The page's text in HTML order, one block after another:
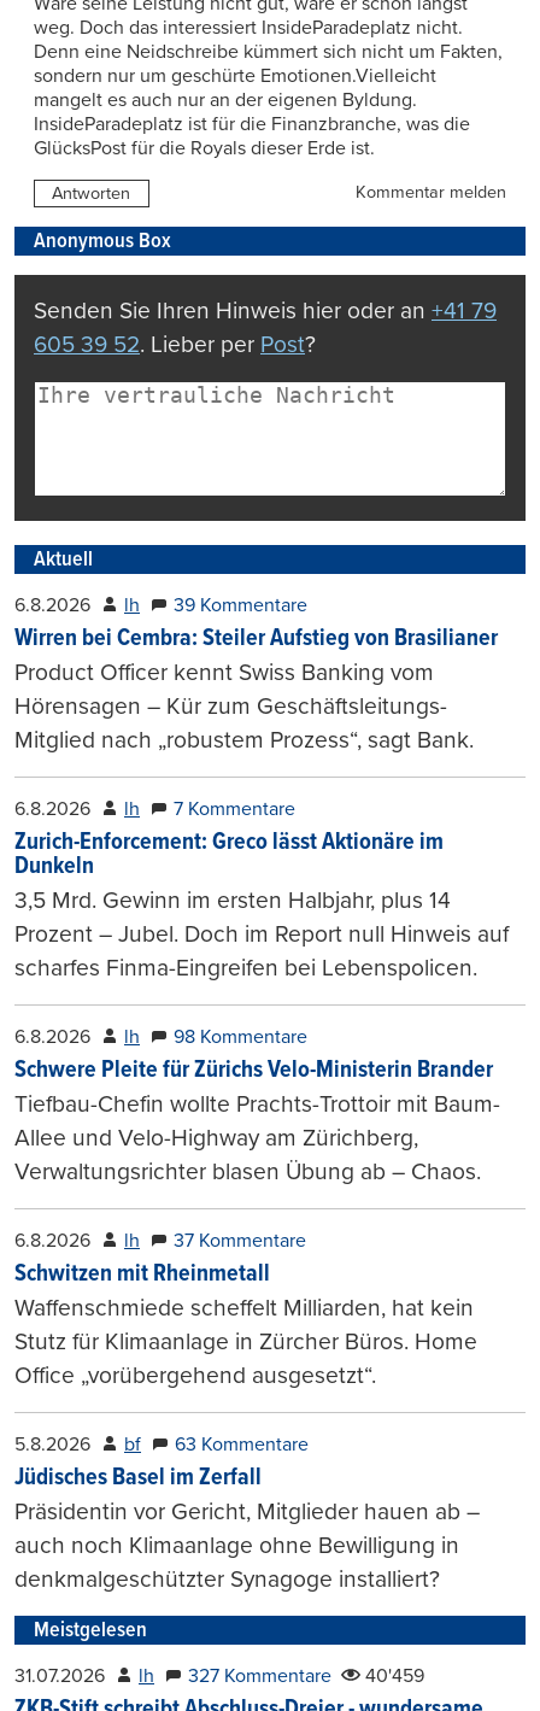
weg. Doch das interessiert InsideParadeplatz nicht.
Denn eine Neidschreibe kümmert sich nicht um Fakten,
sondern nur um geschürte Emotionen.Vielleicht
mangelt es auch nur an der eigenen Byldung.
InsideParadeplatz ist für die Finanzbranche, was die
GlücksPost für die Royals dieser Erde ist.
Antworten Kommentar melden
Anonymous Box
Senden Sie Ihren Hinweis hier oder an +41 79
605 39 52. Lieber per Post?
Aktuell
6.8.2026 lh 39 Kommentare
Wirren bei Cembra: Steiler Aufstieg von Brasilianer
Product Officer kennt Swiss Banking vom
Hörensagen – Kür zum Geschäftsleitungs-
Mitglied nach „robustem Prozess“, sagt Bank.
6.8.2026 lh 7 Kommentare
Zurich-Enforcement: Greco lässt Aktionäre im
Dunkeln
3,5 Mrd. Gewinn im ersten Halbjahr, plus 14
Prozent – Jubel. Doch im Report null Hinweis auf
scharfes Finma-Eingreifen bei Lebenspolicen.
6.8.2026 lh 98 Kommentare
Schwere Pleite für Zürichs Velo-Ministerin Brander
Tiefbau-Chefin wollte Prachts-Trottoir mit Baum-
Allee und Velo-Highway am Zürichberg,
Verwaltungsrichter blasen Übung ab – Chaos.
6.8.2026 lh 37 Kommentare
Schwitzen mit Rheinmetall
Waffenschmiede scheffelt Milliarden, hat kein
Stutz für Klimaanlage in Zürcher Büros. Home
Office „vorübergehend ausgesetzt“.
5.8.2026 bf 63 Kommentare
Jüdisches Basel im Zerfall
Präsidentin vor Gericht, Mitglieder hauen ab –
auch noch Klimaanlage ohne Bewilligung in
denkmalgeschützter Synagoge installiert?
Meistgelesen
31.07.2026 lh 327 Kommentare 40'459